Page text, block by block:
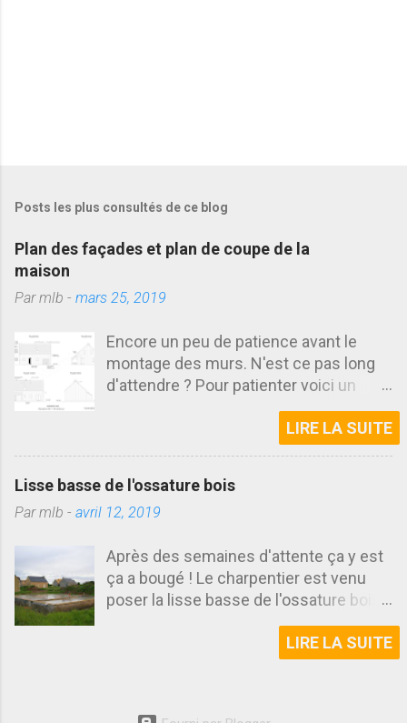
Posts les plus consultés de ce blog
Plan des façades et plan de coupe de la
maison
Parmlb - mars 25, 2019
Encore un peu de patience avant le
montage des murs. N'est ce pas long
d'attendre ? Pour patienter voici un
article sur deux autres plans que j'ai
dessiné pour le dépôt de permis de
construire de cette maison ossature
parler en plus de l'Architecte des
Bâtiments de France. PCMI5
façades aussi nommé PCMI5 dans une
demande de permis de construire. Le
plan des façades contient une vue en
élévation de chaque façade de la
maison, ici suivant les directions
matériaux utilisés ainsi que les niveaux
LIRE LA SUITE
Lisse basse de l'ossature bois
Parmlb - avril 12, 2019
Après des semaines d'attente ça y est
ça a bougé ! Le charpentier est venu
poser la lisse basse de l'ossature bois.
Cette intervention permet de mettre en
évidence un problème à corriger de la
dalle. Personne ne l'avait relevé
LIRE LA SUITE